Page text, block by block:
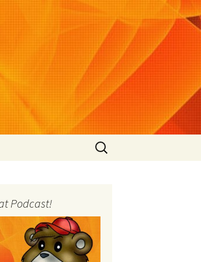
Suchen
nach:
Podcast!